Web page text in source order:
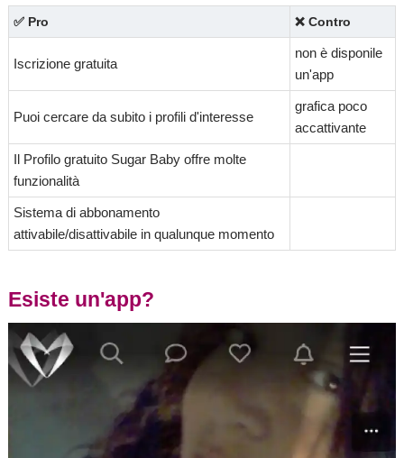
✅ Pro ❌ Contro
Iscrizione gratuita
non è disponile
un'app
Puoi cercare da subito i profili d'interesse
grafica poco
accattivante
Il Profilo gratuito Sugar Baby offre molte
funzionalità
Sistema di abbonamento
attivabile/disattivabile in qualunque momento
Esiste un'app?